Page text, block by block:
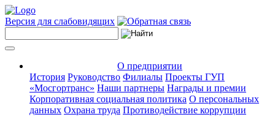
Версия для слабовидящих
О предприятии
История Руководство Филиалы Проекты ГУП
«Мосгортранс» Наши партнеры Награды и премии
Корпоративная социальная политика О персональных
данных Охрана труда Противодействие коррупции